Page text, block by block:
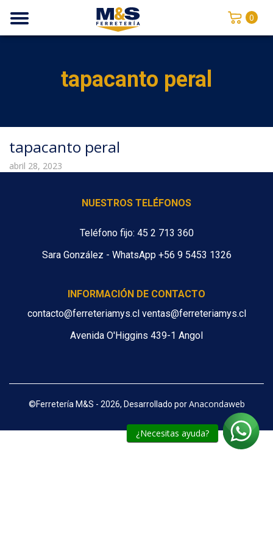
¿Necesitas ayuda?
0
tapacanto peral
tapacanto peral
abril 28, 2023
NUESTROS TELÉFONOS
Teléfono fijo: 45 2 713 360
Sara González - WhatsApp +56 9 5453 1326
INFORMACIÓN DE CONTACTO
contacto@ferreteriamys.cl ventas@ferreteriamys.cl
Avenida O'Higgins 439-1 Angol
©Ferretería M&S - 2026, Desarrollado por Anacondaweb